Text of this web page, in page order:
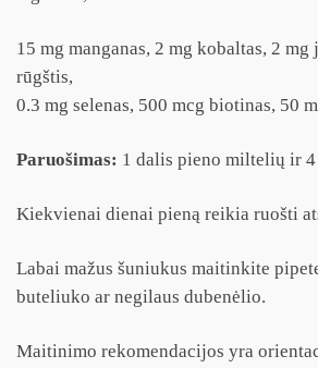
15 mg manganas, 2 mg kobaltas, 2
rūgštis,
0.3 mg selenas, 500 mcg biotinas, 50
Paruošimas: 1 dalis pieno miltelių ir 4
Kiekvienai dienai pieną reikia ruošti
Labai mažus šuniukus maitinkite
buteliuko ar negilaus dubenėlio.
Maitinimo rekomendacijos yra